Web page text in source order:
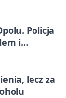
Policja
i
lecz za